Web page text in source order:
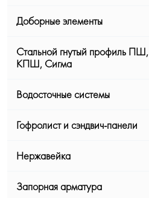
Доборные элементы
Стальной гнутый профиль ПШ,
КПШ, Сигма
Водосточные системы
Гофролист и сэндвич-панели
Нержавейка
Запорная арматура